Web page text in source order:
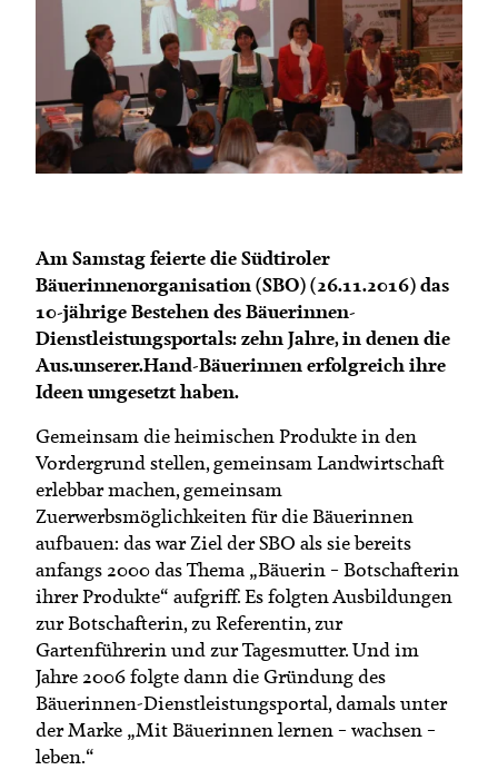
Mitgliedschaft
Landessekretariat
Bäuerliche Buffets
Hofgeschichten
Am Samstag feierte die Südtiroler
Bäuerinnenorganisation (SBO) (26.11.2016) das
10-jährige Bestehen des Bäuerinnen-
Dienstleistungsportals: zehn Jahre, in denen die
Aus.unserer.Hand-Bäuerinnen erfolgreich ihre
Ideen umgesetzt haben.
Gemeinsam die heimischen Produkte in den
Vordergrund stellen, gemeinsam Landwirtschaft
erlebbar machen, gemeinsam
Zuerwerbsmöglichkeiten für die Bäuerinnen
aufbauen: das war Ziel der SBO als sie bereits
anfangs 2000 das Thema „Bäuerin – Botschafterin
ihrer Produkte“ aufgriff. Es folgten Ausbildungen
zur Botschafterin, zu Referentin, zur
Gartenführerin und zur Tagesmutter. Und im
Jahre 2006 folgte dann die Gründung des
Bäuerinnen-Dienstleistungsportal, damals unter
der Marke „Mit Bäuerinnen lernen – wachsen –
leben.“